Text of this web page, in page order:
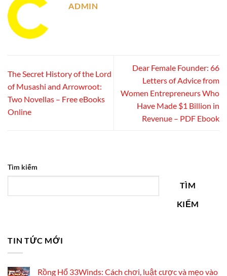
ADMIN
The Secret History of the Lord
of Musashi and Arrowroot:
Two Novellas – Free eBooks
Online
Dear Female Founder: 66
Letters of Advice from
Women Entrepreneurs Who
Have Made $1 Billion in
Revenue – PDF Ebook
Tìm kiếm
TÌM
KIẾM
TIN TỨC MỚI
Rồng Hổ 33Winds: Cách chơi, luật cược và mẹo vào